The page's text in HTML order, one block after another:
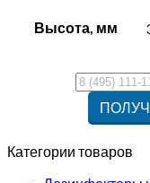
Высота, мм
Категории товаров